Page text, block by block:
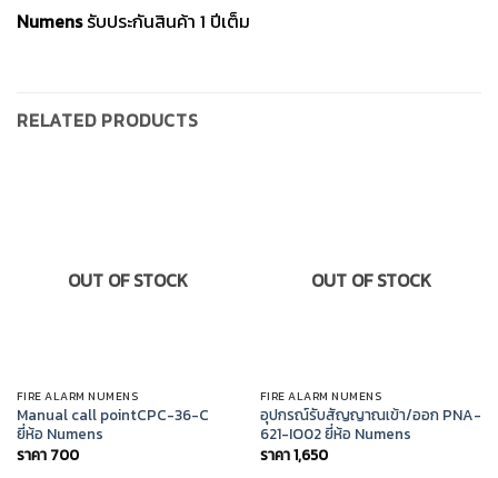
Numensรับประกันสินค้า 1 ปีเต็ม
RELATED PRODUCTS
OUT OF STOCK
FIRE ALARM NUMENS
Manual call pointCPC-36-C
ยี่ห้อ Numens
ราคา 700
OUT OF STOCK
FIRE ALARM NUMENS
อุปกรณ์รับสัญญาณเข้า/ออก PNA-
621-IO02 ยี่ห้อ Numens
ราคา1,650